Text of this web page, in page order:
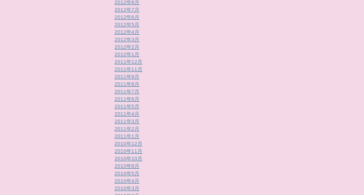
2012年8月
2012年7月
2012年6月
2012年5月
2012年4月
2012年3月
2012年2月
2012年1月
2011年12月
2011年11月
2011年9月
2011年8月
2011年7月
2011年6月
2011年5月
2011年4月
2011年3月
2011年2月
2011年1月
2010年12月
2010年11月
2010年10月
2010年8月
2010年5月
2010年4月
2010年3月